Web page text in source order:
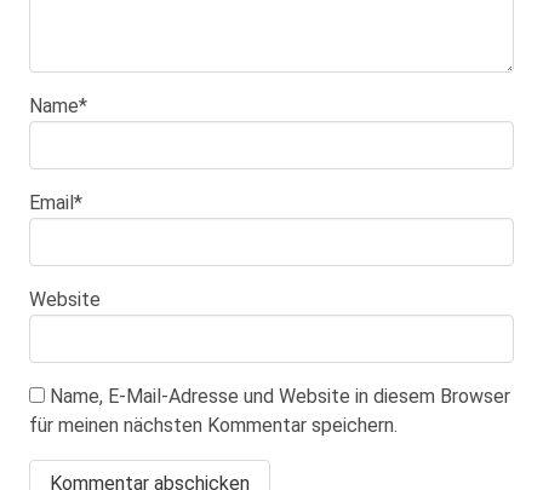
Name*
Email*
Website
Name, E-Mail-Adresse und Website in diesem Browser
für meinen nächsten Kommentar speichern.